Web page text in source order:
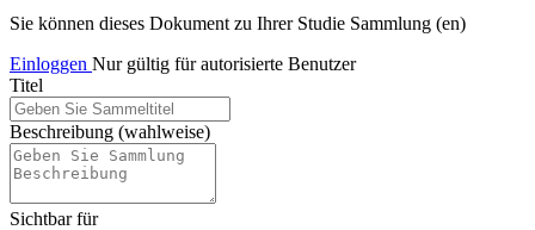
Sie können dieses Dokument zu Ihrer Studie Sammlung (en)
Einloggen Nur gültig für autorisierte Benutzer
Titel
Beschreibung (wahlweise)
Sichtbar für